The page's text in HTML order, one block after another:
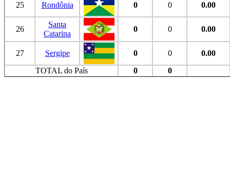
25 Rondônia 0 0 0.00
26
Santa
Catarina
0 0 0.00
27 Sergipe 0 0
0.00
TOTAL do País
0 0